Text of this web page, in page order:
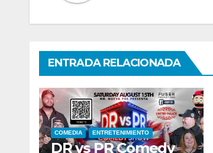
ENTRADA RELACIONADA
COMEDIA ENTRETENIMIENTO
DR vs PR Comedy